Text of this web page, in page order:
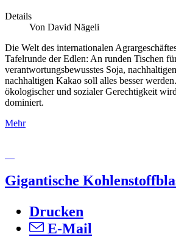
Details
Von David Nägeli
Die Welt des internationalen
Tafelrunde der Edlen: An runden Tischen
verantwortungsbewusstes Soja,
nachhaltigen Kakao soll alles besser
ökologischer und sozialer Gerechtigkeit
dominiert.
Mehr
Gigantische
Drucken
E-Mail